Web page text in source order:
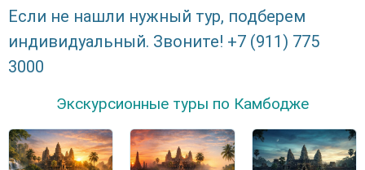
Если не нашли нужный тур, подберем
индивидуальный. Звоните! +7 (911) 775
3000
Экскурсионные туры по Камбодже